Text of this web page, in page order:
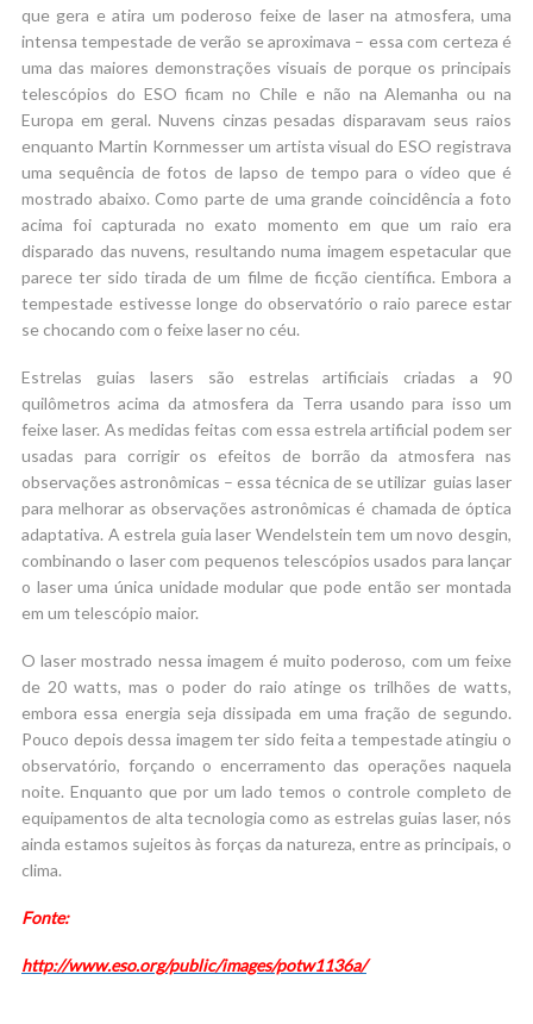
que gera e atira um poderoso feixe de laser na atmosfera, uma
intensa tempestade de verão se aproximava – essa com certeza é
uma das maiores demonstrações visuais de porque os principais
telescópios do ESO ficam no Chile e não na Alemanha ou na
Europa em geral. Nuvens cinzas pesadas disparavam seus raios
enquanto Martin Kornmesser um artista visual do ESO registrava
uma sequência de fotos de lapso de tempo para o vídeo que é
mostrado abaixo. Como parte de uma grande coincidência a foto
acima foi capturada no exato momento em que um raio era
disparado das nuvens, resultando numa imagem espetacular que
parece ter sido tirada de um filme de ficção científica. Embora a
tempestade estivesse longe do observatório o raio parece estar
se chocando com o feixe laser no céu.
Estrelas guias lasers são estrelas artificiais criadas a 90
quilômetros acima da atmosfera da Terra usando para isso um
feixe laser. As medidas feitas com essa estrela artificial podem ser
usadas para corrigir os efeitos de borrão da atmosfera nas
observações astronômicas – essa técnica de se utilizar guias laser
para melhorar as observações astronômicas é chamada de óptica
adaptativa. A estrela guia laser Wendelstein tem um novo desgin,
combinando o laser com pequenos telescópios usados para lançar
o laser uma única unidade modular que pode então ser montada
em um telescópio maior.
O laser mostrado nessa imagem é muito poderoso, com um feixe
de 20 watts, mas o poder do raio atinge os trilhões de watts,
embora essa energia seja dissipada em uma fração de segundo.
Pouco depois dessa imagem ter sido feita a tempestade atingiu o
observatório, forçando o encerramento das operações naquela
noite. Enquanto que por um lado temos o controle completo de
equipamentos de alta tecnologia como as estrelas guias laser, nós
ainda estamos sujeitos às forças da natureza, entre as principais, o
clima.
Fonte:
http://www.eso.org/public/images/potw1136a/